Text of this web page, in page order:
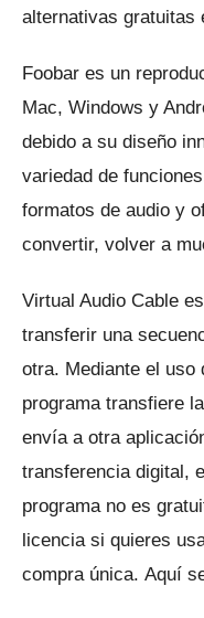
alternativas gratuitas
Foobar es un
Mac, Windows y
debido a su diseño
variedad de
formatos de audio y
convertir, volver a
Virtual Audio Cable
transferir una
otra. Mediante el uso
programa transfiere
envía a otra
transferencia digital,
programa no es
licencia si quieres
compra única. Aquí